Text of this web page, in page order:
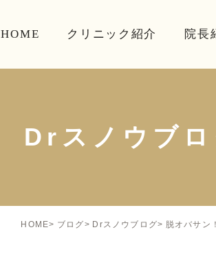
HOME クリニック紹介 院長
Drスノウブロ
HOME ブログ Drスノウブログ 脱オバサン